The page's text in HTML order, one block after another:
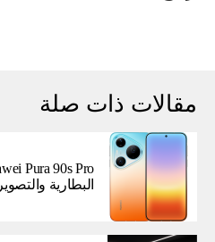
مقالات ذات صلة
البطارية والتصوير